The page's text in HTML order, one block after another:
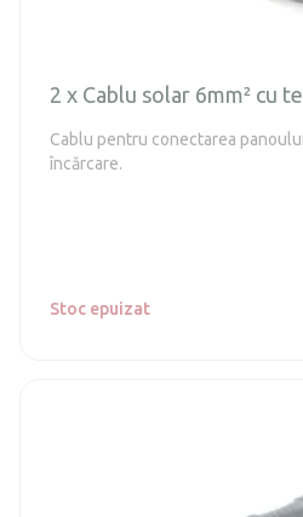
2 x Cablu solar 6mm² cu
Cablu pentru conectarea
încărcare.
Stoc epuizat